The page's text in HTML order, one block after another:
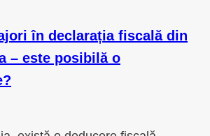
în declarația fiscală din
– este posibilă o